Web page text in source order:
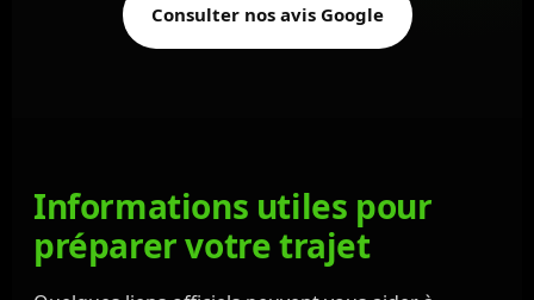
Consulter nos avis Google
Informations utiles pour
préparer votre trajet